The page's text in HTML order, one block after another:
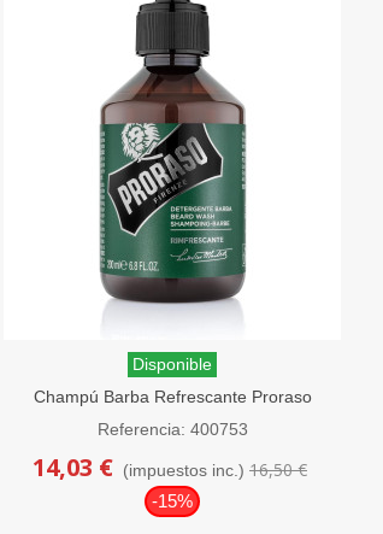
Disponible
Champú Barba Refrescante Proraso
200ml
Referencia: 400753
14,03 € (impuestos inc.) 16,50 €
-15%